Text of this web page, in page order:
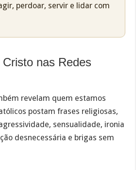
perdoar, servir e lidar com
nas Redes
revelam quem estamos
postam frases religiosas,
sensualidade, ironia
desnecessária e brigas sem